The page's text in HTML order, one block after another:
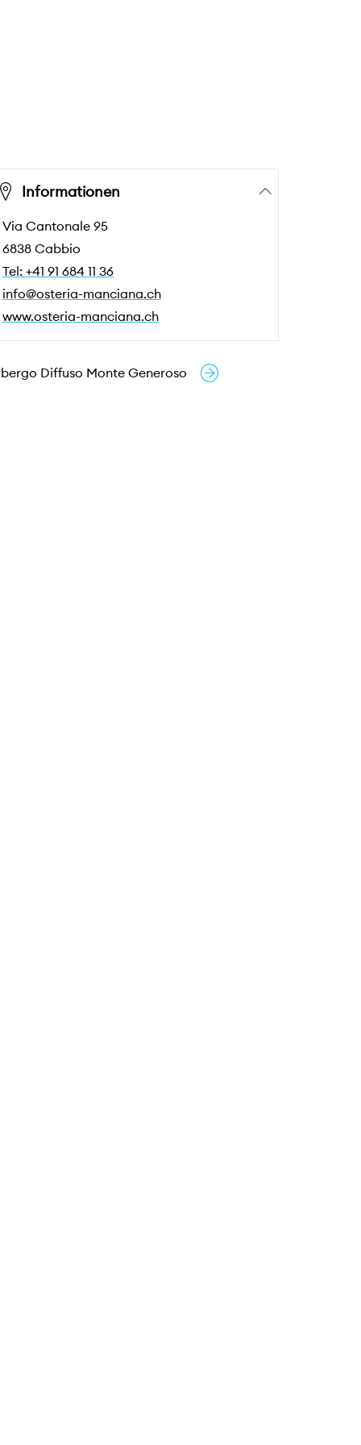
Informationen
Via Cantonale 95
6838 Cabbio
Tel: +41 91 684 11 36
info@osteria-manciana.ch
www.osteria-manciana.ch
Diffuso Monte Generoso